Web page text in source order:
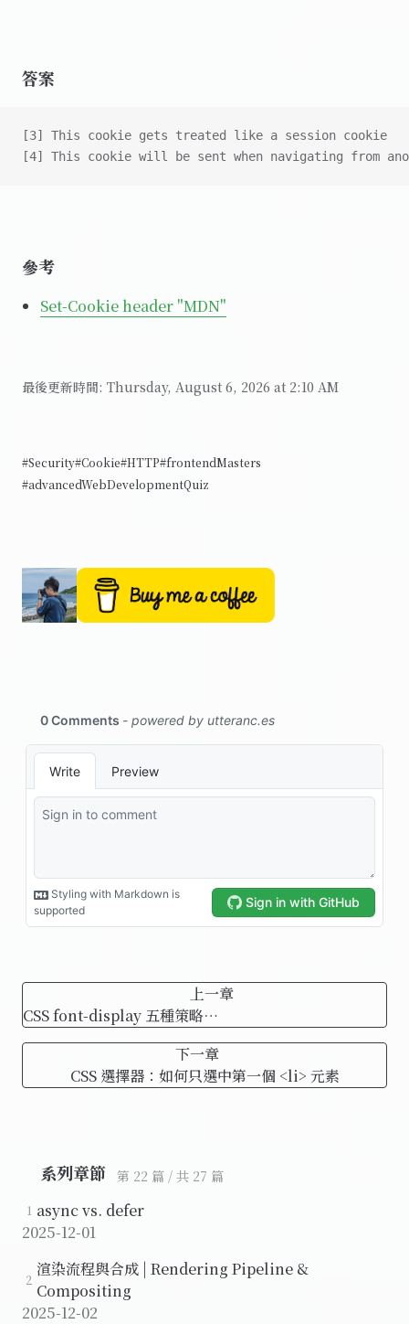
答案
[3] This cookie gets treated like a session cookie
[4] This cookie will be sent when navigating from
參考
Set-Cookie header "MDN"
最後更新時間: Thursday, August 6, 2026 at 2:10 AM
#Security#Cookie#HTTP#frontendMasters
#advancedWebDevelopmentQuiz
上一章
CSS font-display 五種策略
（auto/block/swap/fallback/optional）
下一章
CSS 選擇器：如何只選中第一個 <li> 元素
系列章節 第 22 篇 / 共 27 篇
1 async vs. defer
2025-12-01
2
渲染流程與合成 | Rendering Pipeline &
Compositing
2025-12-02